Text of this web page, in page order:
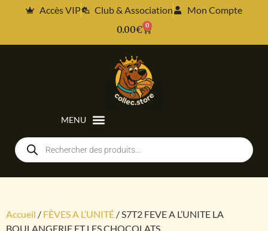
Accès VIP Club & Association
Mon Compte
0.00€ 0
Accueil / FÈVES A L’UNITÉ / S7T2 FEVE A L’UNITE LA
BOULANGERIE ET LES CHOCOLATS